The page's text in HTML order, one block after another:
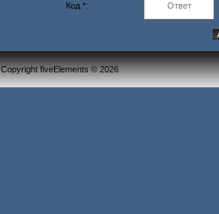
Код *:
Copyright fiveElements © 2026